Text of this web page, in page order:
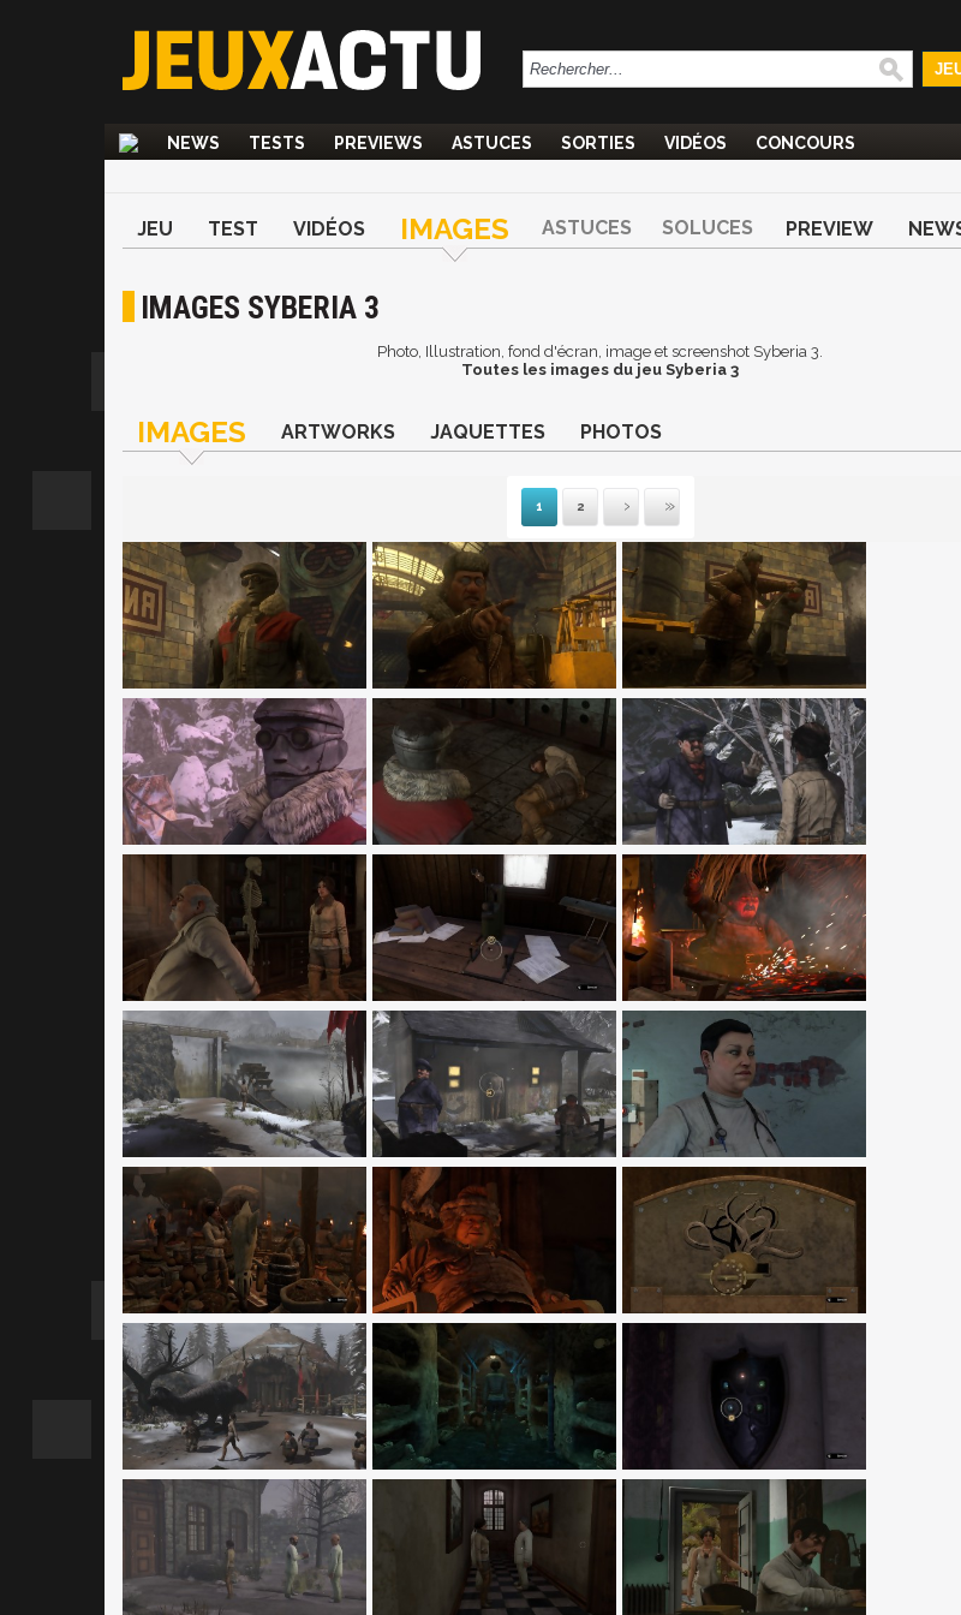
NEWS TESTS PREVIEWS ASTUCES SORTIES VIDÉOS CONCOURS
JEU TEST VIDÉOS IMAGES ASTUCES SOLUCES PREVIEW
IMAGES SYBERIA 3
Photo, Illustration, fond d'écran, image et screenshot Syberia 3.
Toutes les images du jeu Syberia 3
IMAGES ARTWORKS JAQUETTES PHOTOS
1 2
Suivante
Dernière